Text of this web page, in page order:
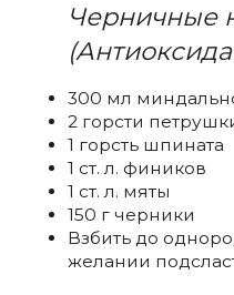
Черничные
300 мл
2 горсти
1 горсть шпината
1 ст. л. фиников
1 ст. л. мяты
150 г черники
Взбить до
желании